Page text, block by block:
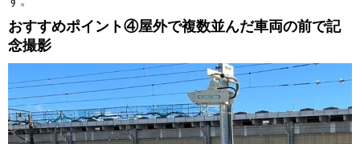
おすすめポイント④屋外で複数並んだ車両の前で記
念撮影